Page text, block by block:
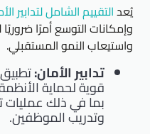
يُعدالتقييم الشامل لتدابير
وإمكانات التوسع أمرًا
واستيعاب النمو المستقبلي.
تدابير الأمان:
قوية لحماية
بما في ذلك عمليات
وتدريب الموظفين.